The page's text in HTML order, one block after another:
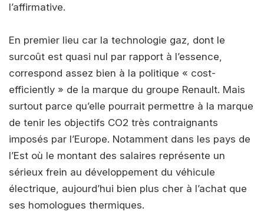
l’affirmative.
En premier lieu car la technologie gaz, dont le
surcoût est quasi nul par rapport à l’essence,
correspond assez bien à la politique « cost-
efficiently » de la marque du groupe Renault. Mais
surtout parce qu’elle pourrait permettre à la marque
de tenir les objectifs CO2 très contraignants
imposés par l’Europe. Notamment dans les pays de
l’Est où le montant des salaires représente un
sérieux frein au développement du véhicule
électrique, aujourd’hui bien plus cher à l’achat que
ses homologues thermiques.